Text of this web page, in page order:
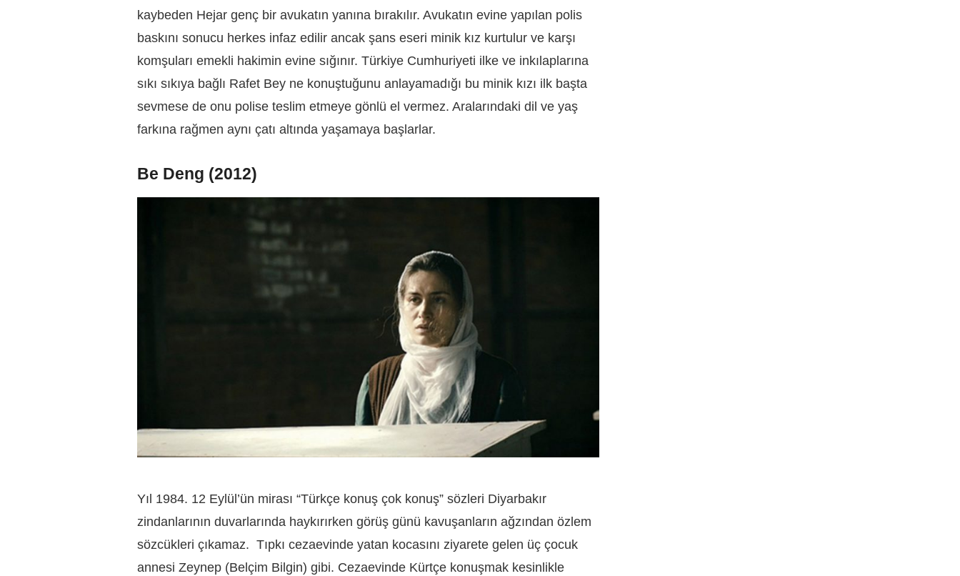
kaybeden Hejar genç bir avukatın yanına bırakılır. Avukatın evine yapılan polis
baskını sonucu herkes infaz edilir ancak şans eseri minik kız kurtulur ve karşı
komşuları emekli hakimin evine sığınır. Türkiye Cumhuriyeti ilke ve inkılaplarına
sıkı sıkıya bağlı Rafet Bey ne konuştuğunu anlayamadığı bu minik kızı ilk başta
sevmese de onu polise teslim etmeye gönlü el vermez. Aralarındaki dil ve yaş
farkına rağmen aynı çatı altında yaşamaya başlarlar.
Be Deng (2012)
Yıl 1984. 12 Eylül’ün mirası “Türkçe konuş çok konuş” sözleri Diyarbakır
zindanlarının duvarlarında haykırırken görüş günü kavuşanların ağzından özlem
sözcükleri çıkamaz. Tıpkı cezaevinde yatan kocasını ziyarete gelen üç çocuk
annesi Zeynep (Belçim Bilgin) gibi. Cezaevinde Kürtçe konuşmak kesinlikle